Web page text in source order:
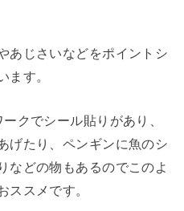
あじさいなどをポイントシ
ます。
クでシール貼りがあり、
げたり、ペンギンに魚のシ
などの物もあるのでこのよ
ススメです。